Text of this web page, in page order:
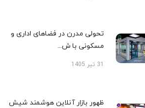
تحولی مدرن در فضاهای اداری و
مسکونی با ش...
31 تیر 1405
ظهور بازار آنلاین هوشمند شیش